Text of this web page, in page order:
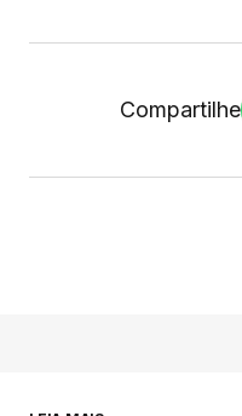
Compartilhe